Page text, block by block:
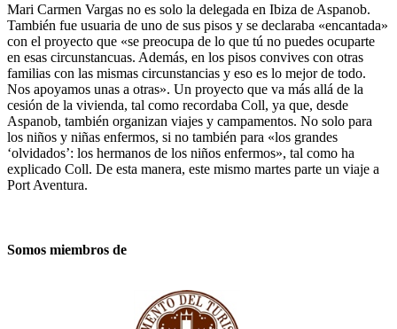
Mari Carmen Vargas no es solo la delegada en Ibiza de Aspanob.
También fue usuaria de uno de sus pisos y se declaraba «encantada»
con el proyecto que «se preocupa de lo que tú no puedes ocuparte
en esas circunstancuas. Además, en los pisos convives con otras
familias con las mismas circunstancias y eso es lo mejor de todo.
Nos apoyamos unas a otras». Un proyecto que va más allá de la
cesión de la vivienda, tal como recordaba Coll, ya que, desde
Aspanob, también organizan viajes y campamentos. No solo para
los niños y niñas enfermos, si no también para «los grandes
‘olvidados’: los hermanos de los niños enfermos», tal como ha
explicado Coll. De esta manera, este mismo martes parte un viaje a
Port Aventura.
Somos miembros de